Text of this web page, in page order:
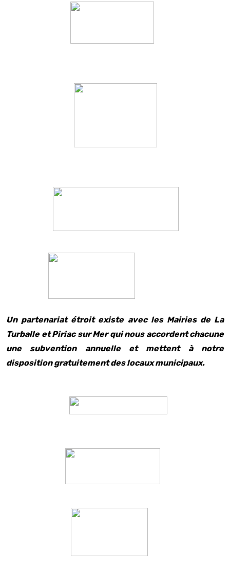
Un partenariat étroit existe avec les Mairies de La
Turballe et Piriac sur Mer qui nous accordent chacune
une subvention annuelle et mettent à notre
disposition gratuitement des locaux municipaux.